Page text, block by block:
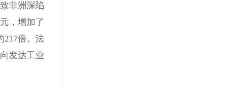
非洲深陷
，增加了
217倍。法
发达工业